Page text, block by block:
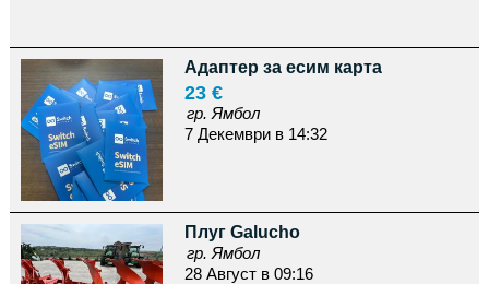
Адаптер за есим карта
23 €
гр. Ямбол
7 Декември в 14:32
Плуг Galucho
гр. Ямбол
28 Август в 09:16